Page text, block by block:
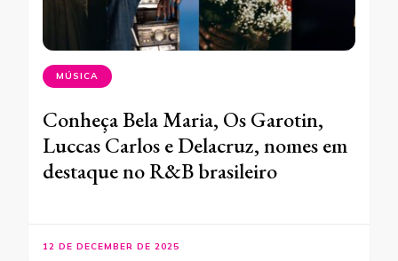
MÚSICA
Conheça Bela Maria, Os Garotin,
Luccas Carlos e Delacruz, nomes em
destaque no R&B brasileiro
12 DE DECEMBER DE 2025